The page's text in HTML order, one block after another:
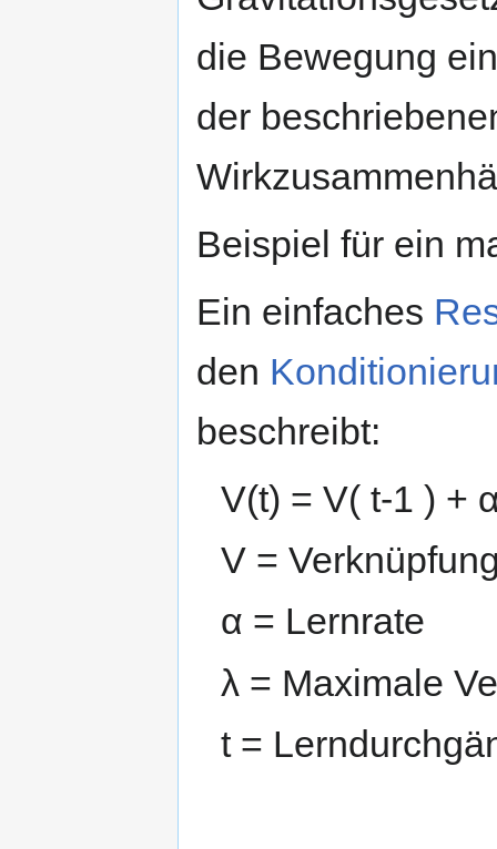
die Bewegung
der
Beispiel für ein
Ein einfaches
den
beschreibt:
V(t) = V( t-1 ) +
V =
α = Lernrate
λ = Maximale
t =